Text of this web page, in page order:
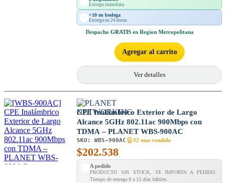
Entrega inmediata
+10 en bodega
Entrega en 24 horas
Despacho GRATIS en Region Metropolitana
Agregar al carrito
Ver detalles
CPE Inalámbrico Exterior de Largo
Alcance 5GHz 802.11ac 900Mbps con
TDMA – PLANET WBS-900AC
SKU: WBS-900AC #2 mas vendido
$202.538
A pedido
PRODUCTO SIN STOCK, SE IMPORTA A PEDIDO.
Tiempo de entrega 8 a 12 días hábiles.